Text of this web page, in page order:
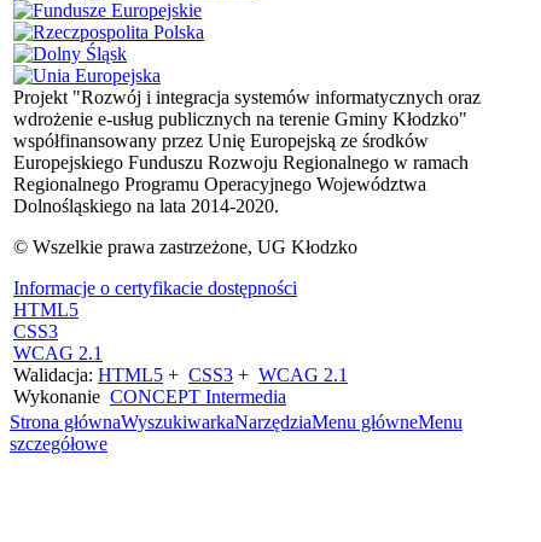
Projekt "Rozwój i integracja systemów informatycznych oraz
wdrożenie e-usług publicznych na terenie Gminy Kłodzko"
współfinansowany przez Unię Europejską ze środków
Europejskiego Funduszu Rozwoju Regionalnego w ramach
Regionalnego Programu Operacyjnego Województwa
Dolnośląskiego na lata 2014-2020.
© Wszelkie prawa zastrzeżone, UG Kłodzko
Informacje o certyfikacie dostępności
HTML5
CSS3
WCAG 2.1
Walidacja: HTML5 + CSS3 + WCAG 2.1
Wykonanie CONCEPT Intermedia
Strona głównaWyszukiwarkaNarzędziaMenu główneMenu
szczegółowe